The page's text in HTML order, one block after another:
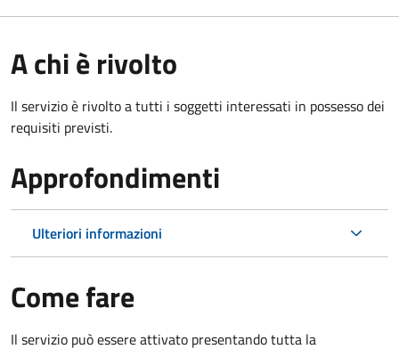
A chi è rivolto
Il servizio è rivolto a tutti i soggetti interessati in possesso dei
requisiti previsti.
Approfondimenti
Ulteriori informazioni
Come fare
Il servizio può essere attivato presentando tutta la